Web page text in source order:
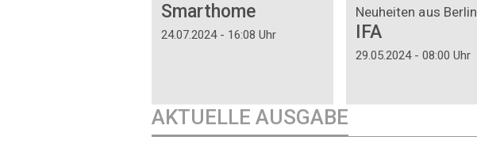
Smarthome
24.07.2024 - 16:08 Uhr
Neuheiten aus Berlin
IFA
29.05.2024 - 08:00 Uhr
AKTUELLE AUSGABE